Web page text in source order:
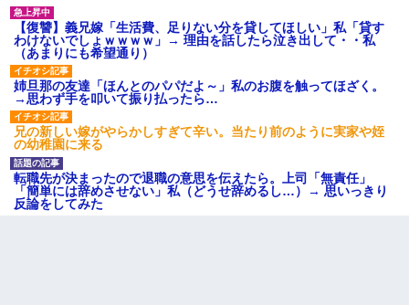
【復讐】義兄嫁「生活費、足りない分を貸してほしい」私「貸す
わけないでしょｗｗｗｗ」→ 理由を話したら泣き出して・・私
（あまりにも希望通り）
姉旦那の友達「ほんとのパパだよ～」私のお腹を触ってほざく。
→思わず手を叩いて振り払ったら…
兄の新しい嫁がやらかしすぎて辛い。当たり前のように実家や姪
の幼稚園に来る
転職先が決まったので退職の意思を伝えたら。上司「無責任」
「簡単には辞めさせない」私（どうせ辞めるし…）→ 思いっきり
反論をしてみた